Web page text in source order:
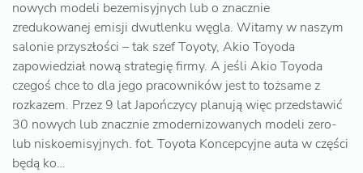
nowych modeli bezemisyjnych lub o znacznie
zredukowanej emisji dwutlenku węgla. Witamy w naszym
salonie przyszłości – tak szef Toyoty, Akio Toyoda
zapowiedział nową strategię firmy. A jeśli Akio Toyoda
czegoś chce to dla jego pracowników jest to tożsame z
rozkazem. Przez 9 lat Japończycy planują więc przedstawić
30 nowych lub znacznie zmodernizowanych modeli zero-
lub niskoemisyjnych. fot. Toyota Koncepcyjne auta w części
będą ko…